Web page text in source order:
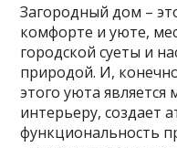
Загородный дом –
комфорте и уюте,
городской суеты и
природой. И,
этого уюта является
интерьеру, создает
функциональность